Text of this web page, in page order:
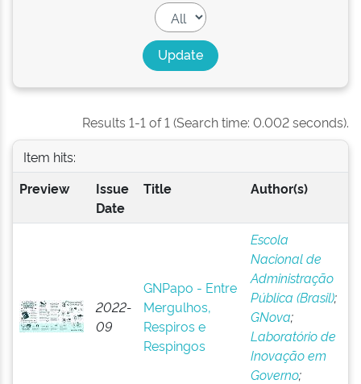
Results 1-1 of 1 (Search time: 0.002 seconds).
Item hits:
Preview
Issue
Date
Title Author(s)
2022-
09
GNPapo - Entre
Mergulhos,
Respiros e
Respingos
Escola
Nacional de
Administração
Pública (Brasil);
GNova;
Laboratório de
Inovação em
Governo;